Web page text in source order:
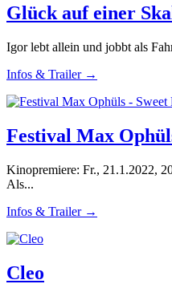
Glück auf einer
Igor lebt allein und jobbt als
Infos & Trailer →
Festival Max
Kinopremiere: Fr., 21.1.2022,
Als...
Infos & Trailer →
Cleo